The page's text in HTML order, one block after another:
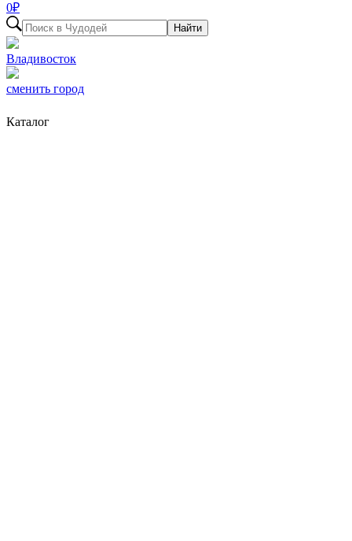
0₽
Найти
Владивосток
сменить город
Каталог